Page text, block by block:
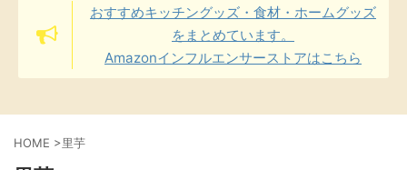
おすすめキッチングッズ・食材・ホームグッズ
をまとめています。
Amazonインフルエンサーストアはこちら
HOME >里芋